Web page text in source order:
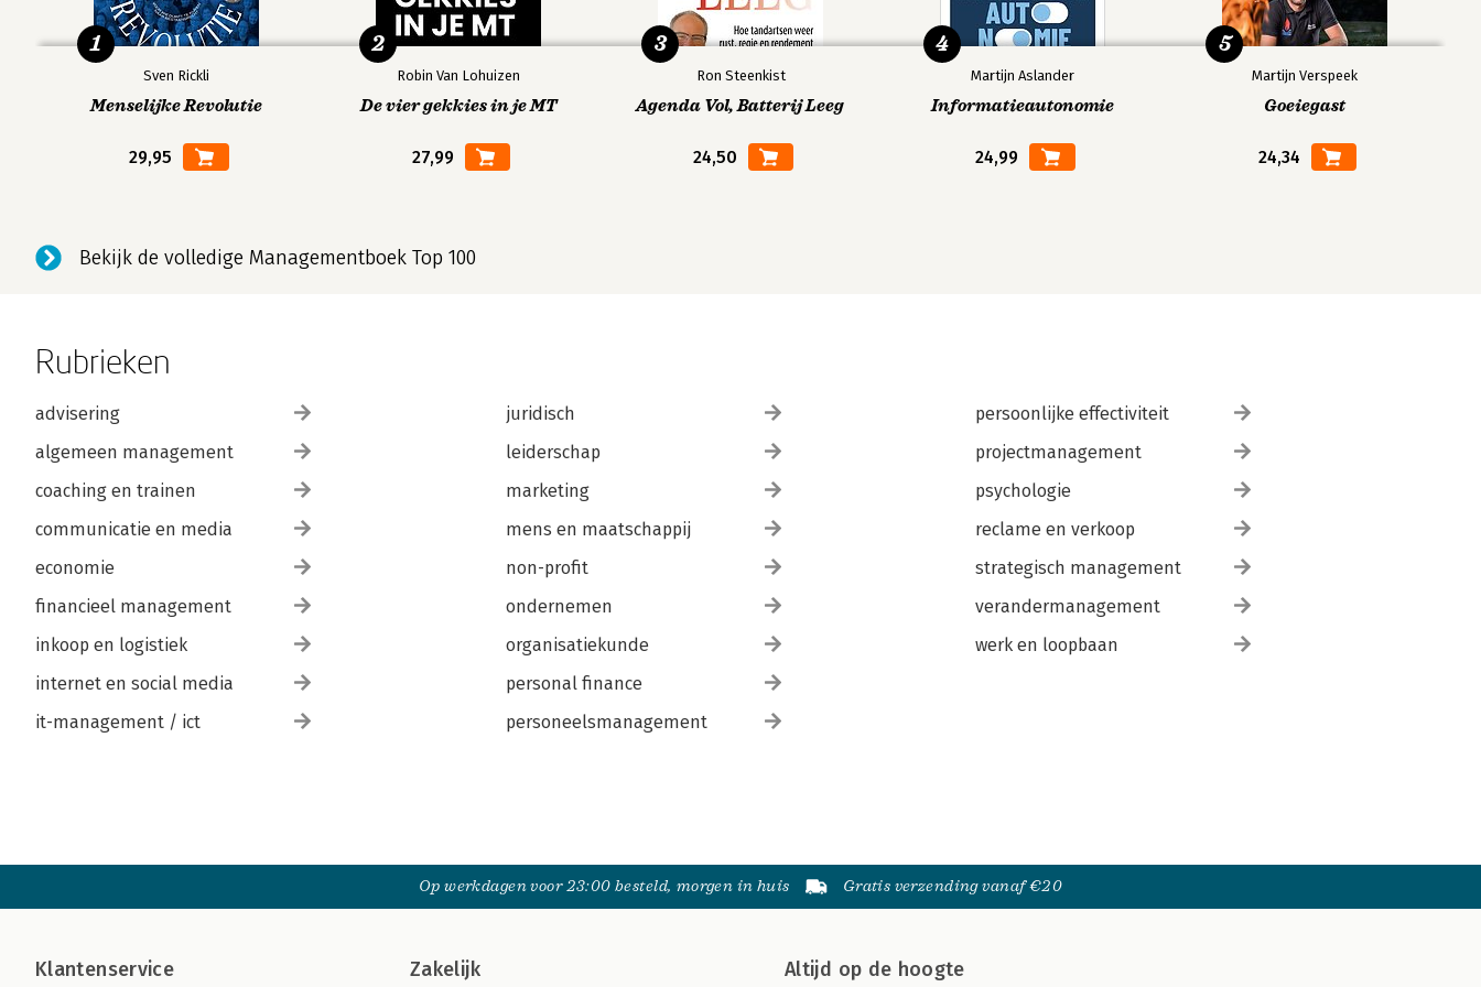
Sven Rickli
Menselijke Revolutie
29,95
1
Robin Van Lohuizen
De vier gekkies in je MT
27,99
2
Ron Steenkist
Agenda Vol, Batterij Leeg
24,50
3
Martijn Aslander
Informatieautonomie
24,99
4
Martijn Verspeek
Goeiegast
24,34
5
Bekijk de volledige Managementboek Top 100
Rubrieken
advisering
algemeen management
coaching en trainen
communicatie en media
economie
financieel management
inkoop en logistiek
internet en social media
it-management / ict
juridisch
leiderschap
marketing
mens en maatschappij
non-profit
ondernemen
organisatiekunde
personal finance
personeelsmanagement
persoonlijke effectiviteit
projectmanagement
psychologie
reclame en verkoop
strategisch management
verandermanagement
werk en loopbaan
Op werkdagen voor 23:00 besteld, morgen in huis Gratis verzending vanaf €20
Klantenservice Zakelijk Altijd op de hoogte